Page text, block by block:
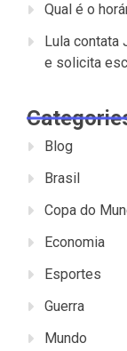
Qual é o
Lula contata
e solicita
Blog
Brasil
Copa do
Economia
Esportes
Guerra
Mundo